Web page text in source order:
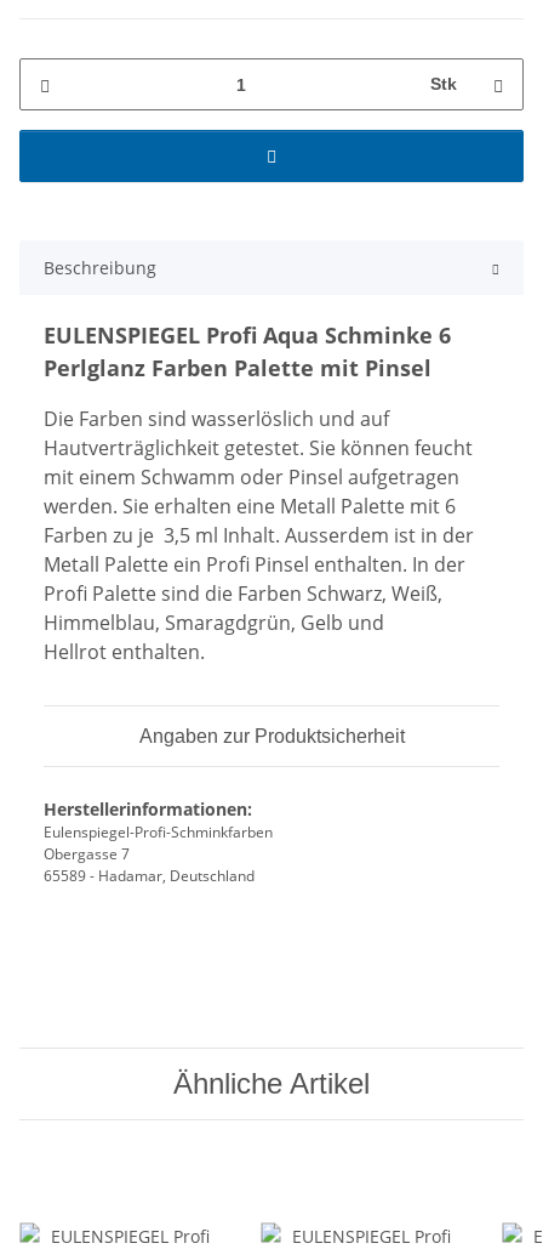
Stk
Beschreibung
EULENSPIEGEL Profi Aqua Schminke 6
Perlglanz Farben Palette mit Pinsel
Die Farben sind wasserlöslich und auf
Hautverträglichkeit getestet. Sie können feucht
mit einem Schwamm oder Pinsel aufgetragen
werden. Sie erhalten eine Metall Palette mit 6
Farben zu je 3,5 ml Inhalt. Ausserdem ist in der
Metall Palette ein Profi Pinsel enthalten. In der
Profi Palette sind die Farben Schwarz, Weiß,
Himmelblau, Smaragdgrün, Gelb und
Hellrot enthalten.
Angaben zur Produktsicherheit
Herstellerinformationen:
Eulenspiegel-Profi-Schminkfarben
Obergasse 7
65589 - Hadamar, Deutschland
Ähnliche Artikel